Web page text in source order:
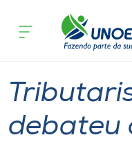
Cursos
Pesquisa
acontece
debateu